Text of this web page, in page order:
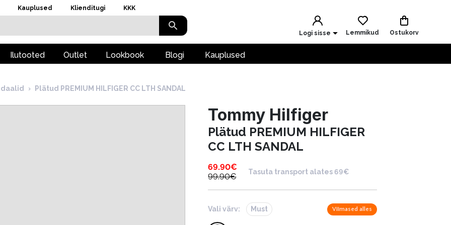
Kauplused Klienditugi KKK
Logi sisse Lemmikud Ostukorv
Ilutooted Outlet Lookbook Blogi Kauplused
› Plätud PREMIUM HILFIGER CC LTH SANDAL
Tommy Hilfiger
Plätud PREMIUM HILFIGER
CC LTH SANDAL
69.90€
99.90€
Tasuta transport alates 69€
Vali värv: Must Viimased alles